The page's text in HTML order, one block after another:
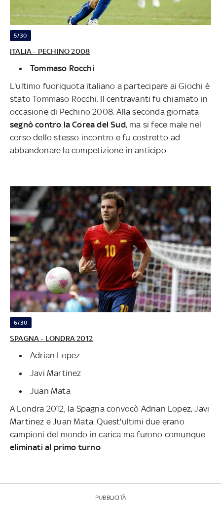
5/30
ITALIA - PECHINO 2008
Tommaso Rocchi
L'ultimo fuoriquota italiano a partecipare ai Giochi è
stato Tommaso Rocchi. Il centravanti fu chiamato in
occasione di Pechino 2008. Alla seconda giornata
segnò contro la Corea del Sud, ma si fece male nel
corso dello stesso incontro e fu costretto ad
abbandonare la competizione in anticipo
6/30
SPAGNA - LONDRA 2012
Adrian Lopez
Javi Martinez
Juan Mata
A Londra 2012, la Spagna convocò Adrian Lopez, Javi
Martinez e Juan Mata. Quest'ultimi due erano
campioni del mondo in carica ma furono comunque
eliminati al primo turno
PUBBLICITÀ